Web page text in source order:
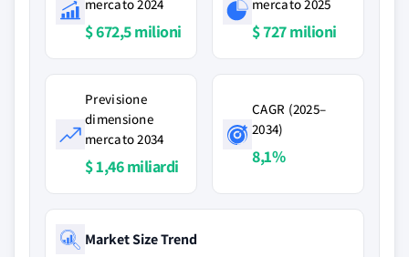
mercato 2024
$ 672,5 milioni
mercato 2025
$ 727 milioni
Previsione
dimensione
mercato 2034
$ 1,46 miliardi
CAGR (2025–
2034)
8,1%
Market Size Trend